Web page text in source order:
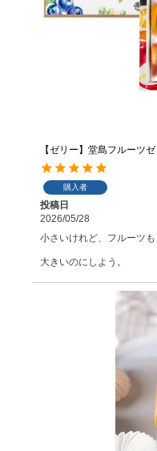
【ゼリー】堂島フルーツ
購入者
投稿日
2026/05/28
小さいけれど、フルーツ
大きいのにしよう。